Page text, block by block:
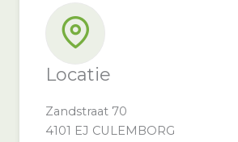
Locatie
Zandstraat 70
4101 EJ CULEMBORG